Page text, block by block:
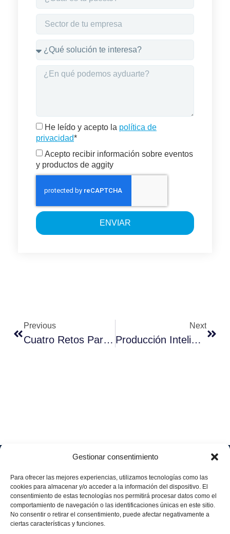
Gestionar consentimiento
Para ofrecer las mejores experiencias, utilizamos tecnologías como las
cookies para almacenar y/o acceder a la información del dispositivo. El
consentimiento de estas tecnologías nos permitirá procesar datos como el
comportamiento de navegación o las identificaciones únicas en este sitio.
No consentir o retirar el consentimiento, puede afectar negativamente a
ciertas características y funciones.
He leído y acepto la política de
privacidad*
Acepto recibir información sobre eventos
y productos de aggity
ENVIAR
Previous
Cuatro Retos Para El Éxito Del Marketing Omnicanal
Next
Producción Inteligente En La Era De La Industria 4.0
Soluciones
Data
Industria
4.0
Industrial
Retail
Health &
Services
Quiénes
Únete
a
aggity
Contacto
legal
Política
de
Privacid
ad